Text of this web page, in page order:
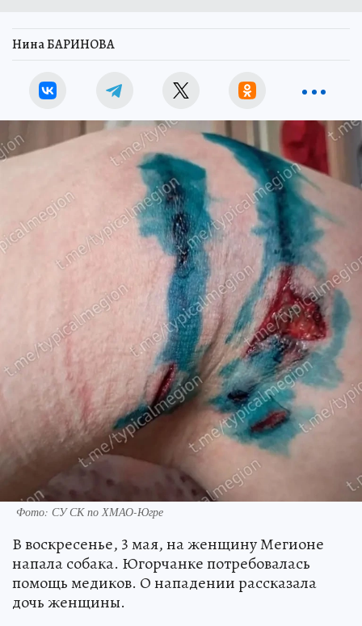
Нина БАРИНОВА
Фото: СУ СК по ХМАО-Югре
В воскресенье, 3 мая, на женщину Мегионе
напала собака. Югорчанке потребовалась
помощь медиков. О нападении рассказала
дочь женщины.